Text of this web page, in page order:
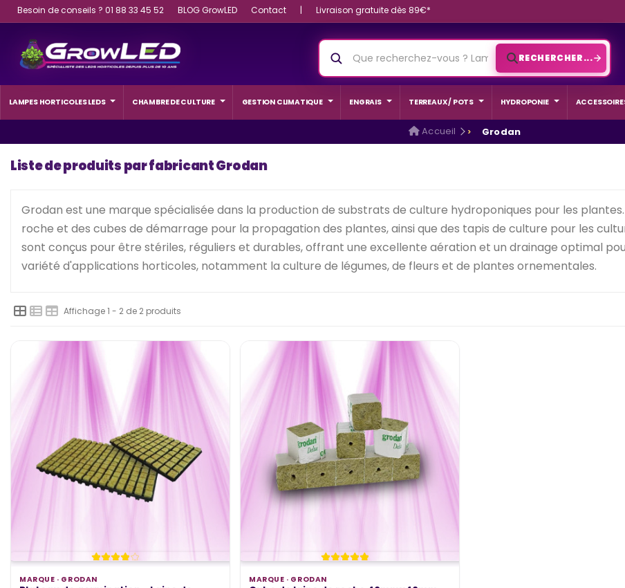
Besoin de conseils ? 01 88 33 45 52 BLOG GrowLED Contact | Livraison gratuite dès 89€*
RECHERCHER...
LAMPES HORTICOLES LEDS CHAMBRE DE CULTURE GESTION CLIMATIQUE ENGRAIS TERREAUX / POTS HYDROPONIE
Accueil Grodan
Liste de produits par fabricant Grodan
Grodan est une marque spécialisée dans la production de substrats de culture hydroponiques pour les
roche et des cubes de démarrage pour la propagation des plantes, ainsi que des tapis de culture pour les
sont conçus pour être stériles, réguliers et durables, offrant une excellente aération et un drainage optimal
variété d'applications horticoles, notamment la culture de légumes, de fleurs et de plantes ornementales.
Affichage 1 - 2 de 2 produits
MARQUE · GRODAN MARQUE · GRODAN